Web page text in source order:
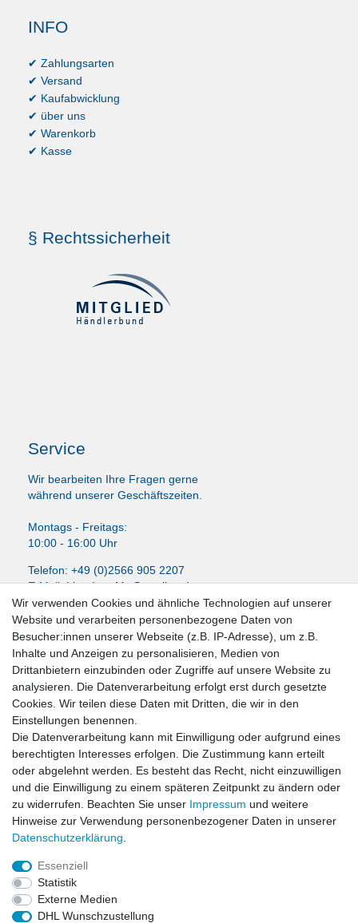
INFO
✔ Zahlungsarten
✔ Versand
✔ Kaufabwicklung
✔ über uns
✔ Warenkorb
✔ Kasse
§ Rechtssicherheit
Service
Wir bearbeiten Ihre Fragen gerne
während unserer Geschäftszeiten.
Montags - Freitags:
10:00 - 16:00 Uhr
Telefon: +49 (0)2566 905 2207
E-Mail:LissyInterMo@t-online.de
News-Letter abonieren
VORNAME NACHNAME
E-MAIL **
Newsletter
Honig
Hiermit bestätige ich, dass ich dieDaten­schutz­erklärunggelesen habe. Meine
Einwilligung kann ich jederzeit widerrufen.**
Abonnieren
Impressum
Wir verwenden Cookies und ähnliche Technologien auf unserer
Website und verarbeiten personenbezogene Daten von
Besucher:innen unserer Webseite (z.B. IP-Adresse), um z.B.
Inhalte und Anzeigen zu personalisieren, Medien von
Drittanbietern einzubinden oder Zugriffe auf unsere Website zu
analysieren. Die Datenverarbeitung erfolgt erst durch gesetzte
Cookies. Wir teilen diese Daten mit Dritten, die wir in den
Einstellungen benennen.
Die Datenverarbeitung kann mit Einwilligung oder aufgrund eines
berechtigten Interesses erfolgen. Die Zustimmung kann erteilt
oder abgelehnt werden. Es besteht das Recht, nicht einzuwilligen
und die Einwilligung zu einem späteren Zeitpunkt zu ändern oder
zu widerrufen. Beachten Sie unser Impressum und weitere
Hinweise zur Verwendung personenbezogener Daten in unserer
Daten­schutz­erklärung
Essenziell
Statistik
Externe Medien
DHL Wunschzustellung